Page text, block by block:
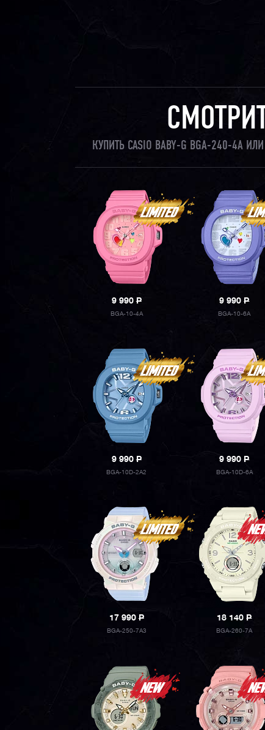
КУПИТЬ CASIO BABY-G BGA-240-4A
9 990P
BGA-10-4A
9 990P
BGA-10-6A
9 990P
BGA-10D-2A2
9 990P
BGA-10D-6A
17 990P
BGA-250-7A3
18 140P
BGA-260-7A